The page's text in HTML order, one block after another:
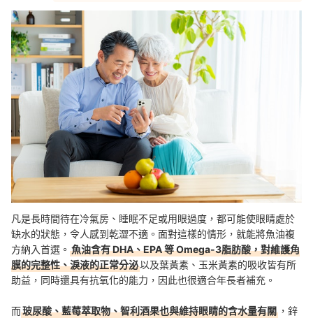
凡是長時間待在冷氣房、睡眠不足或用眼過度，都可能使眼睛處於
缺水的狀態，令人感到乾澀不適。面對這樣的情形，就能將魚油複
方納入首選。 魚油含有 DHA、EPA 等 Omega-3脂肪酸，對維護角
膜的完整性、淚液的正常分泌以及葉黃素、玉米黃素的吸收皆有所
助益，同時還具有抗氧化的能力，因此也很適合年長者補充。
而玻尿酸、藍莓萃取物、智利酒果也與維持眼睛的含水量有關 ，鋅